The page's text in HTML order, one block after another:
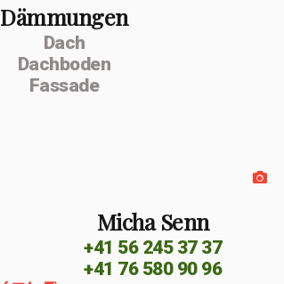
Dämmungen
Dach
Dachboden
Fassade
Micha Senn
+41 56 245 37 37
+41 76 580 90 96